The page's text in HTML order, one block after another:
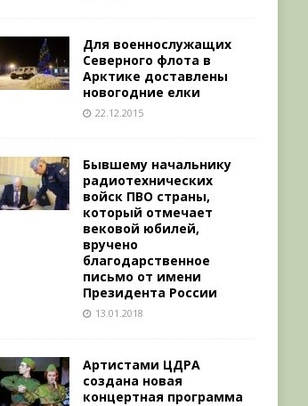
Для военнослужащих
Северного флота в
Арктике доставлены
новогодние елки
22.12.2015
Бывшему начальнику
радиотехнических
войск ПВО страны,
который отмечает
вековой юбилей,
вручено
благодарственное
письмо от имени
Президента России
13.01.2018
Артистами ЦДРА
создана новая
концертная программа